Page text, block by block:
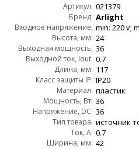
Артикул: 021379
Бренд: Arlight
Входное напряжение,
AC:
min: 220 v;
Высота, мм: 24
Выходная мощность,
Wout:
36
Выходной ток, Iout: 0.7
Длина, мм: 117
Класс защиты IP: IP20
Материал: пластик
Мощность, Вт: 36
Напряжение, DC: 36
Тип товара: источник
Ток, А: 0.7
Ширина, мм: 42